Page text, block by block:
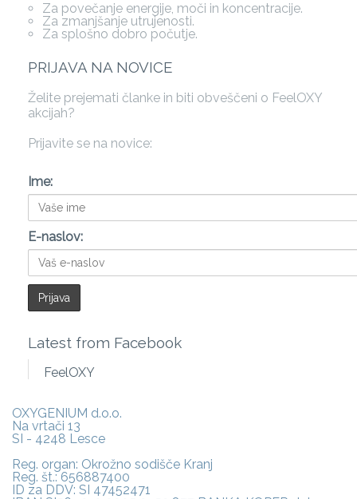
Za povečanje energije, moči in koncentracije.
Za zmanjšanje utrujenosti.
Za splošno dobro počutje.
PRIJAVA NA NOVICE
Želite prejemati članke in biti obveščeni o FeelOXY
akcijah?
Prijavite se na novice:
Ime:
E-naslov:
Latest from Facebook
FeelOXY
OXYGENIUM d.o.o.
Na vrtači 13
SI - 4248 Lesce
Reg. organ: Okrožno sodišče Kranj
Reg. št.: 656887400
ID za DDV: SI 47452471